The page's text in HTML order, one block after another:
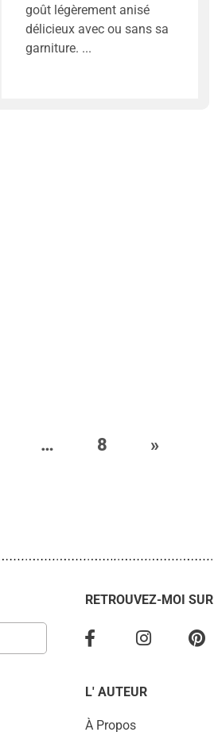
goût légèrement anisé
délicieux avec ou sans sa
garniture.
… 8 »
RETROUVEZ-MOI SUR
L' AUTEUR
À Propos